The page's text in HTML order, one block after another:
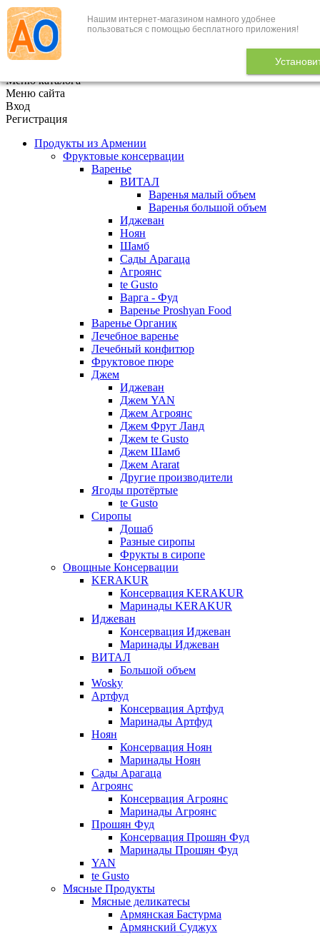
Нашим интернет-магазином намного удобнее
пользоваться с помощью бесплатного приложения!
+7 (495) 646-888-1
В корзине 0
Меню каталога
Меню сайта
Вход
Регистрация
Продукты из Армении
Фруктовые консервации
Варенье
ВИТАЛ
Варенья малый объем
Варенья большой объем
Иджеван
Ноян
Шамб
Сады Арагаца
Агроянс
te Gusto
Варга - Фуд
Варенье Proshyan Food
Варенье Органик
Лечебное варенье
Лечебный конфитюр
Фруктовое пюре
Джем
Иджеван
Джем YAN
Джем Агроянс
Джем Фрут Ланд
Джем te Gusto
Джем Шамб
Джем Ararat
Другие производители
Ягоды протёртые
te Gusto
Сиропы
Дошаб
Разные сиропы
Фрукты в сиропе
Овощные Консервации
KERAKUR
Консервация KERAKUR
Маринады KERAKUR
Иджеван
Консервация Иджеван
Маринады Иджеван
ВИТАЛ
Большой объем
Wosky
Артфуд
Консервация Артфуд
Маринады Артфуд
Ноян
Консервация Ноян
Маринады Ноян
Сады Арагаца
Агроянс
Консервация Агроянс
Маринады Агроянс
Прошян Фуд
Консервация Прошян Фуд
Маринады Прошян Фуд
YAN
te Gusto
Мясные Продукты
Мясные деликатесы
Армянская Бастурма
Армянский Суджух